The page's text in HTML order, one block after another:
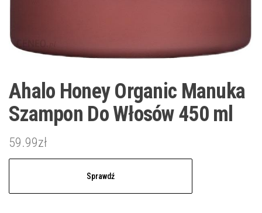
Ahalo Honey Organic Manuka
Szampon Do Włosów 450 ml
59.99zł
Sprawdź